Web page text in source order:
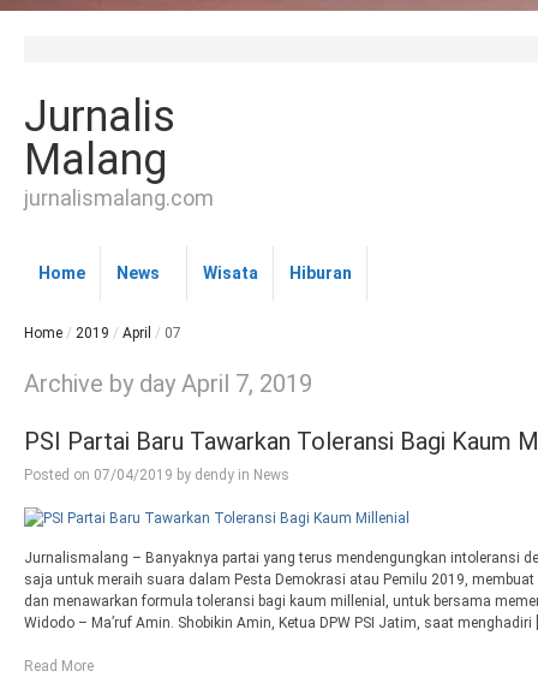
Jurnalis
Malang
jurnalismalang.com
Home News Wisata Hiburan
Home / 2019 / April / 07
Archive by day April 7, 2019
PSI Partai Baru Tawarkan Toleransi Bagi Kaum
Posted on 07/04/2019 by dendy in News
Jurnalismalang – Banyaknya partai yang terus mendengungkan intoleransi
saja untuk meraih suara dalam Pesta Demokrasi atau Pemilu 2019,
dan menawarkan formula toleransi bagi kaum millenial, untuk bersama
Widodo – Ma’ruf Amin. Shobikin Amin, Ketua DPW PSI Jatim, saat menghadiri
Read More